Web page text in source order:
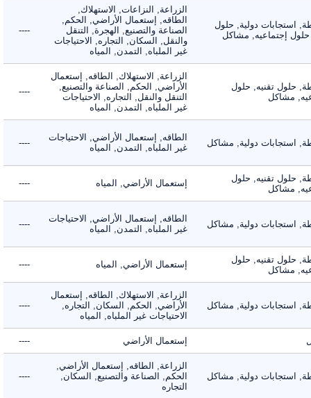
استجابات دولية, حلول
إجتماعيه, مشاكل
الزراعة, النزاعات, الاستهلاك,
الطاقه, إستعمال الأراضي, الحكم,
الصناعة والتصنيع, الهجرة, التنقل
والنقل, السكان, التجاره, الاحتياجات
غير الملباه, التمدن, المياه
----
حلول تقنيه, حلول
مشاكل
الزراعة, الاستهلاك, الطاقه, إستعمال
الأراضي, الحكم, الصناعة والتصنيع,
التنقل والنقل, التجاره, الاحتياجات
غير الملباه, التمدن, المياه
----
استجابات دولية, مشاكل
الطاقه, إستعمال الأراضي, الاحتياجات
غير الملباه, التمدن, المياه
----
حلول تقنيه, حلول
مشاكل
إستعمال الأراضي, المياه ----
استجابات دولية, مشاكل
الطاقه, إستعمال الأراضي, الاحتياجات
غير الملباه, التمدن, المياه
----
حلول تقنيه, حلول
مشاكل
إستعمال الأراضي, المياه ----
استجابات دولية, مشاكل
الزراعة, الاستهلاك, الطاقه, إستعمال
الأراضي, الحكم, السكان, التجاره,
الاحتياجات غير الملباه, المياه
----
إستعمال الأراضي ----
استجابات دولية, مشاكل
الزراعة, الطاقه, إستعمال الأراضي,
الحكم, الصناعة والتصنيع, السكان,
التجاره
----